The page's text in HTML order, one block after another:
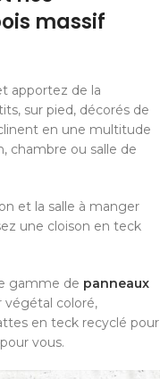
massif
apportez de la
sur pied, décorés de
en une multitude
chambre ou salle de
et la salle à manger
une cloison en teck
gamme de panneaux
végétal coloré,
en teck recyclé pour
vous.